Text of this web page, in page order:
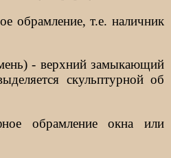
обрамление, т.е. наличник
- верхний замыкающий
скульптурной об
обрамление окна или